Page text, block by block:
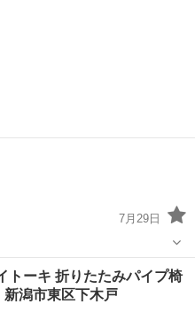
7月29日
用家具
トーキ 折りたたみパイプ椅
潟市東区下木戸